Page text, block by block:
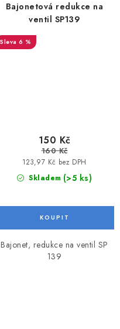
Bajonetová redukce na
ventil SP139
6 %
Skladem (>5 ks)
123,97 Kč bez DPH
150 Kč
160 Kč
Bajonet, redukce na ventil SP
139